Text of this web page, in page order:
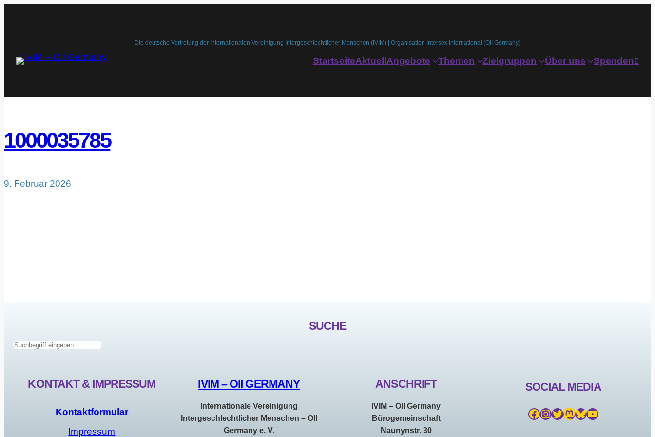
Die deutsche Vertretung der Internationalen Vereinigung Intergeschlechtlicher Menschen (IVIM) | Organisation Intersex International (OII Germany)
StartseiteAktuellAngebote Themen Zielgruppen Über uns Spenden
1000035785
9. Februar 2026
SUCHE
Suchen
KONTAKT & IMPRESSUM
Kontaktformular
Impressum
IVIM – OII GERMANY
Internationale Vereinigung
Intergeschlechtlicher Menschen – OII
Germany e. V.
ANSCHRIFT
IVIM – OII Germany
Bürogemeinschaft
Naunynstr. 30
SOCIAL MEDIA
Facebook InstagramTwitter Mastodon Bluesky YouTube